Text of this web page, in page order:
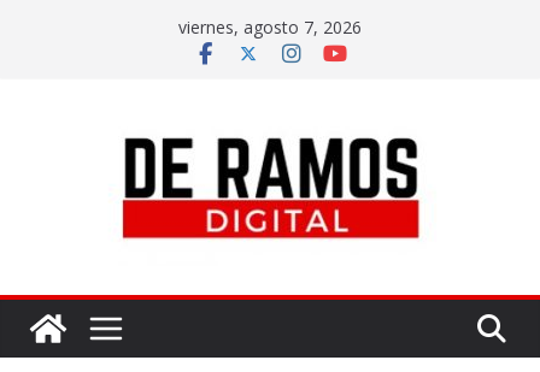
viernes, agosto 7, 2026